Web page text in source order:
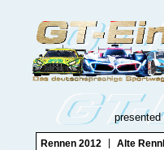
presented
Rennen 2012 Alte